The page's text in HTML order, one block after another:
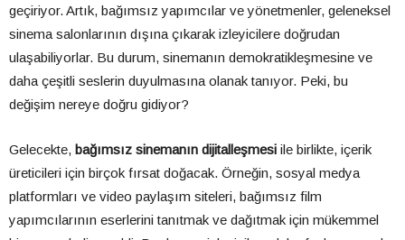
geçiriyor. Artık, bağımsız yapımcılar ve yönetmenler, geleneksel
sinema salonlarının dışına çıkarak izleyicilere doğrudan
ulaşabiliyorlar. Bu durum, sinemanın demokratikleşmesine ve
daha çeşitli seslerin duyulmasına olanak tanıyor. Peki, bu
değişim nereye doğru gidiyor?
Gelecekte, bağımsız sinemanın dijitalleşmesi ile birlikte, içerik
üreticileri için birçok fırsat doğacak. Örneğin, sosyal medya
platformları ve video paylaşım siteleri, bağımsız film
yapımcılarının eserlerini tanıtmak ve dağıtmak için mükemmel